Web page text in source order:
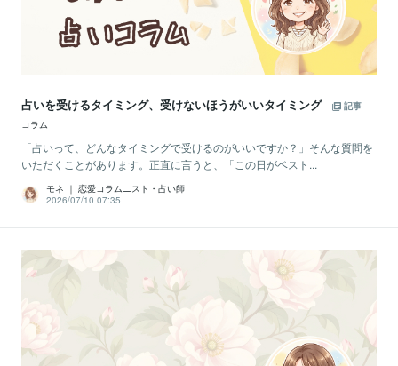
占いを受けるタイミング、受けないほうがいいタイミング
記事
コラム
「占いって、どんなタイミングで受けるのがいいですか？」そんな質問を
いただくことがあります。正直に言うと、「この日がベスト...
モネ ｜ 恋愛コラムニスト・占い師
2026/07/10 07:35